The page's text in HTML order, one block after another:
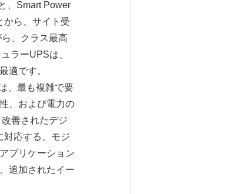
、Smart Power
から、サイト受
、クラス最高
ラーUPSは、
適です。
、最も複雑で要
、および電力の
善されたデジ
対応する、モジ
プリケーション
追加されたイー